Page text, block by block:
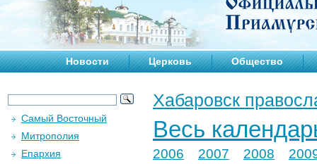
Новости Церковь Общество
Хабаровск
Весь
2006 2007 2008
Самый Восточный
Митрополия
Епархия